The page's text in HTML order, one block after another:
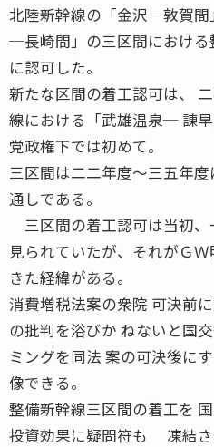
北陸新幹線の「金沢─敦賀間
─長崎間」の三区間における
に認可した。
新たな区間の着工認可は、
線における「武雄温泉─ 諌
党政権下では初めて。
三区間は二二年度〜三五年
通しである。
三区間の着工認可は当初、
見られていたが、それがＧ
きた経緯がある。
消費増税法案の衆院 可決前
の批判を浴びか ねないと国
ミングを同法 案の可決後に
像できる。
整備新幹線三区間の着工を
投資効果に疑問符も 凍結さ